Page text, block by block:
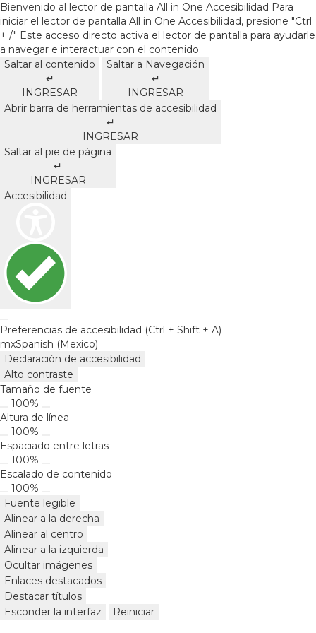
Bienvenido al lector de pantalla All in One Accesibilidad Para
iniciar el lector de pantalla All in One Accesibilidad, presione "Ctrl
+ /" Este acceso directo activa el lector de pantalla para ayudarle
a navegar e interactuar con el contenido.
Saltar al contenido
↵
INGRESAR
Saltar a Navegación
↵
INGRESAR
Abrir barra de herramientas de accesibilidad
↵
INGRESAR
Saltar al pie de página
↵
INGRESAR
Accesibilidad
Preferencias de accesibilidad (Ctrl + Shift + A)
mxSpanish (Mexico)
Declaración de accesibilidad
Alto contraste
Tamaño de fuente
100%
Altura de línea
100%
Espaciado entre letras
100%
Escalado de contenido
100%
Fuente legible
Alinear a la derecha
Alinear al centro
Alinear a la izquierda
Ocultar imágenes
Enlaces destacados
Destacar títulos
Esconder la interfaz
Reiniciar